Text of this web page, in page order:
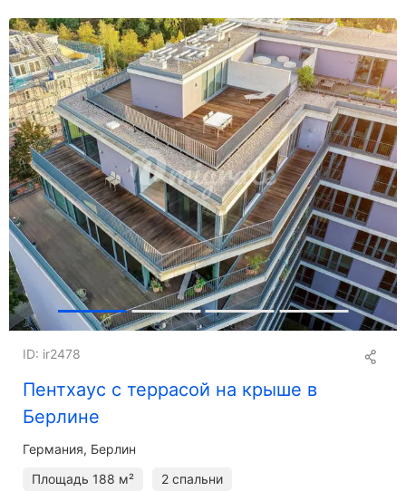
Пентхаус с террасой на крыше в
Берлине
ID: ir2478
Германия, Берлин
Площадь 188 м² 2 спальни